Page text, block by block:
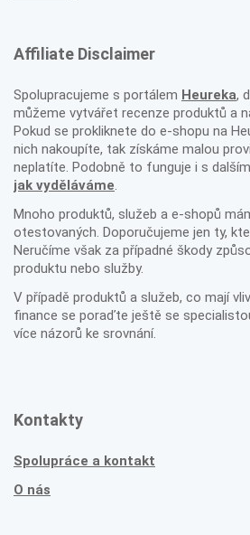
Affiliate Disclaimer
Spolupracujeme s portálem Heureka,
můžeme vytvářet recenze produktů a
Pokud se prokliknete do e-shopu na
nich nakoupíte, tak získáme malou
neplatíte. Podobně to funguje i s
jak vyděláváme.
Mnoho produktů, služeb a e-shopů
otestovaných. Doporučujeme jen ty,
Neručíme však za případné škody
produktu nebo služby.
V případě produktů a služeb, co mají
finance se poraďte ještě se
více názorů ke srovnání.
Kontakty
Spolupráce a kontakt
O nás